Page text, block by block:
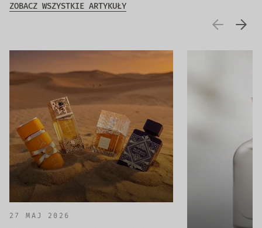
ZOBACZ WSZYSTKIE ARTYKUŁY
27 MAJ 2026